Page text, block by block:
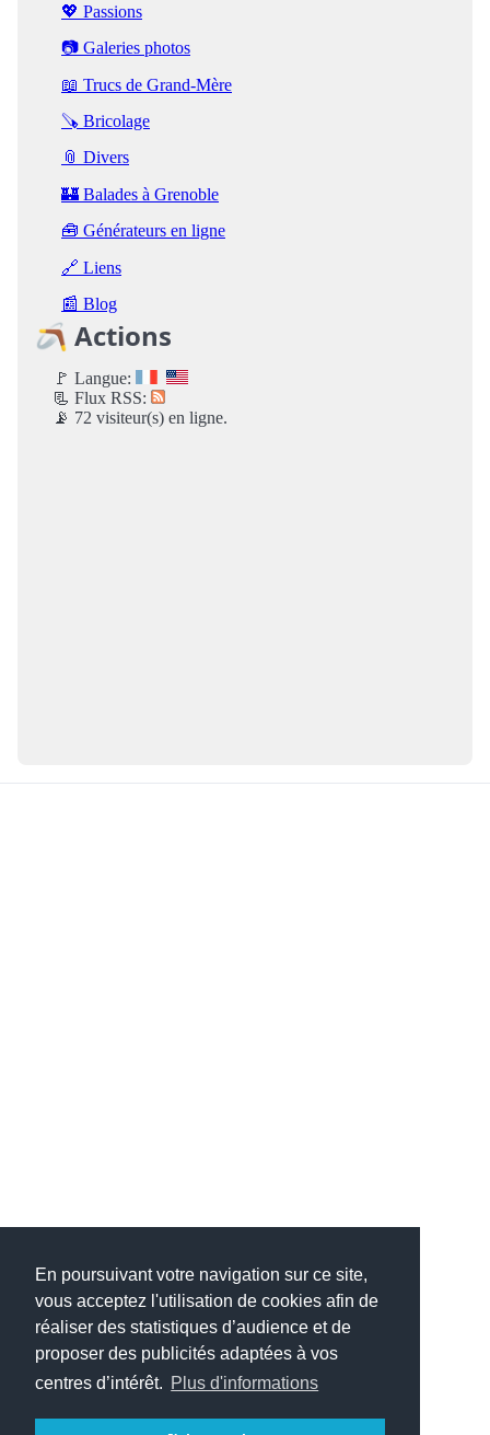
En poursuivant votre navigation sur ce site,
vous acceptez l'utilisation de cookies afin de
réaliser des statistiques d’audience et de
proposer des publicités adaptées à vos
centres d’intérêt. Plus d'informations
💖 Passions
📷 Galeries photos
📖 Trucs de Grand-Mère
🪚 Bricolage
📎 Divers
🏰 Balades à Grenoble
🧰 Générateurs en ligne
🔗 Liens
📰 Blog
🪃 Actions
🚩 Langue:
📃 Flux RSS:
📡 72 visiteur(s) en ligne.
(c) 2005-2025 Jérôme DESMOULINS